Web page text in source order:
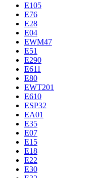
E105
E76
E28
E04
EWM47
E51
E290
E611
E80
EWT201
E610
ESP32
EA01
E35
E07
E15
E18
E22
E30